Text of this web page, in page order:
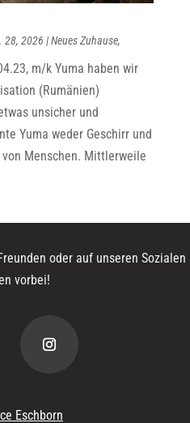
28, 2026 |Neues Zuhause,
m/k Yuma haben wir
(Rumänien)
unsicher und
Yuma weder Geschirr und
Menschen. Mittlerweile
oder auf unseren Sozialen
vorbei!
Eschborn